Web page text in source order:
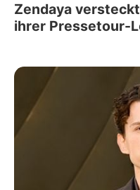
Zendaya
ihrer Pressetour-